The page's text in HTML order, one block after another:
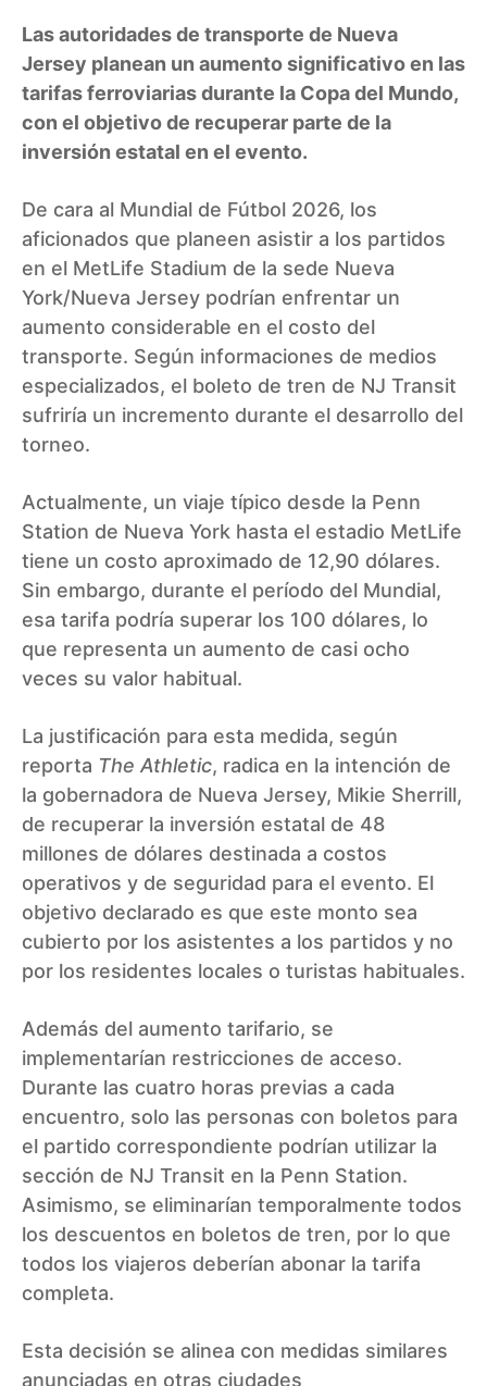
Las autoridades de transporte de Nueva
Jersey planean un aumento significativo en las
tarifas ferroviarias durante la Copa del Mundo,
con el objetivo de recuperar parte de la
inversión estatal en el evento.
De cara al Mundial de Fútbol 2026, los
aficionados que planeen asistir a los partidos
en el MetLife Stadium de la sede Nueva
York/Nueva Jersey podrían enfrentar un
aumento considerable en el costo del
transporte. Según informaciones de medios
especializados, el boleto de tren de NJ Transit
sufriría un incremento durante el desarrollo del
torneo.
Actualmente, un viaje típico desde la Penn
Station de Nueva York hasta el estadio MetLife
tiene un costo aproximado de 12,90 dólares.
Sin embargo, durante el período del Mundial,
esa tarifa podría superar los 100 dólares, lo
que representa un aumento de casi ocho
veces su valor habitual.
La justificación para esta medida, según
reporta The Athletic, radica en la intención de
la gobernadora de Nueva Jersey, Mikie Sherrill,
de recuperar la inversión estatal de 48
millones de dólares destinada a costos
operativos y de seguridad para el evento. El
objetivo declarado es que este monto sea
cubierto por los asistentes a los partidos y no
por los residentes locales o turistas habituales.
Además del aumento tarifario, se
implementarían restricciones de acceso.
Durante las cuatro horas previas a cada
encuentro, solo las personas con boletos para
el partido correspondiente podrían utilizar la
sección de NJ Transit en la Penn Station.
Asimismo, se eliminarían temporalmente todos
los descuentos en boletos de tren, por lo que
todos los viajeros deberían abonar la tarifa
completa.
Esta decisión se alinea con medidas similares
anunciadas en otras ciudades